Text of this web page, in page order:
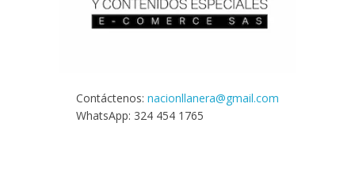
Contáctenos: nacionllanera@gmail.com
WhatsApp: 324 454 1765